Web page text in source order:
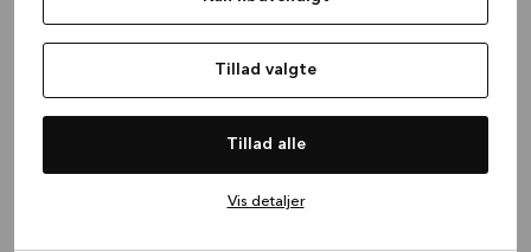
Tillad valgte
Tillad alle
Vis detaljer
(see the browser console for more
information).